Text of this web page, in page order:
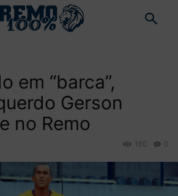
em “barca”,
Gerson
no Remo
0
160